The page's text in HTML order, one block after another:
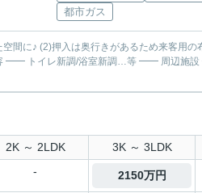
都市ガス
に♪ (2)押入は奥行きがあるため来客用の
2K ～ 2LDK 3K ～ 3LDK
- 2150万円